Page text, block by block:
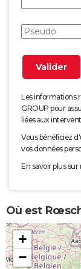
Les informations
GROUP pour
liées aux
Vous bénéficiez
vos données
En savoir plus sur
Où est
+
−